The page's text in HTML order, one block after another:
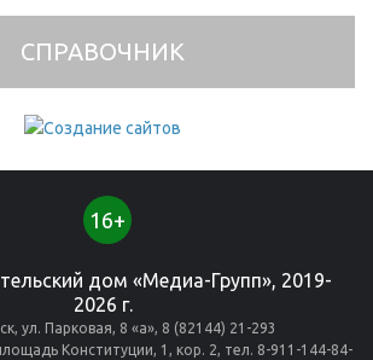
СПРАВОЧНИК
16+
дом «Медиа-Групп», 2019-
2026 г.
ул. Парковая, 8 «а», 8 (82144) 21-293
Конституции, 1, кор. 2, тел. 8-911-144-84-